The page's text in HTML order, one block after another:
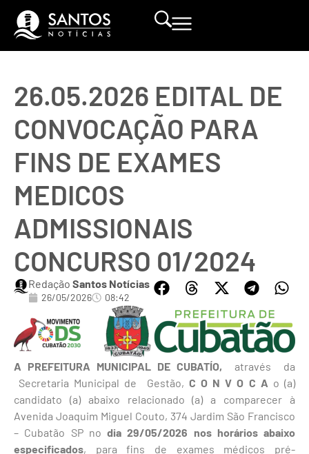
26.05.2026 EDITAL DE
CONVOCAÇÃO PARA
FINS DE EXAMES
MEDICOS
ADMISSIONAIS
CONCURSO 01/2024
Redação Santos Notícias
26/05/2026 08:42
A PREFEITURA MUNICIPAL DE CUBATÍO,
através da
Secretaria Municipal de Gestão, C O N V O C A o (a)
candidato (a) abaixo relacionado (a) a comparecer à
Avenida Joaquim Miguel Couto, 374 Jardim São Francisco
– Cubatão SP no dia 29/05/2026 nos horários abaixo
especificados, para fins de exames médicos pré-